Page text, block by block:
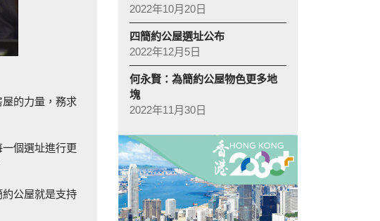
的力量，務求
個選址進行更
公屋就是支持
2022年10月20日
四簡約公屋選址公布
2022年12月5日
何永賢：為簡約公屋物色更多地
塊
2022年11月30日